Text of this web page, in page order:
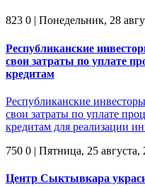
823 0 | Понедельник, 28
Республиканские
свои затраты по уплате
кредитам
Республиканские
свои затраты по уплате
кредитам для реализации
750 0 | Пятница, 25 августа,
Центр Сыктывкара